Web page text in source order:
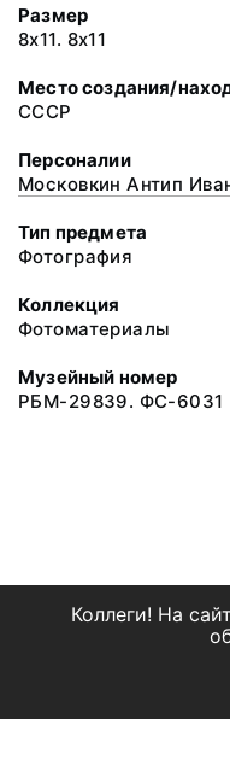
Размер
8х11. 8х11
Место создания/
СССР
Персоналии
Московкин Антип
Тип предмета
Фотография
Коллекция
Фотоматериалы
Музейный номер
РБМ-29839. ФС-6031
Коллеги! На